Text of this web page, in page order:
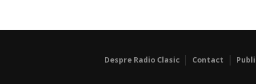
Despre Radio Clasic Contact